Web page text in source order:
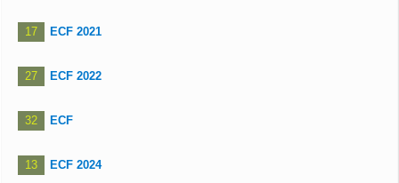
17 ECF 2021
27 ECF 2022
32 ECF
13 ECF 2024